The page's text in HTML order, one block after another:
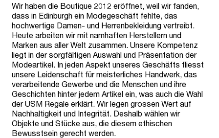
Wir haben die Boutique 2012 eröffnet, weil wir fanden,
dass in Edinburgh ein Modegeschäft fehlte, das
hochwertige Damen- und Herrenbekleidung vertreibt.
Heute arbeiten wir mit namhaften Herstellern und
Marken aus aller Welt zusammen. Unsere Kompetenz
liegt in der sorgfältigen Auswahl und Präsentation der
Modeartikel. In jeden Aspekt unseres Geschäfts fliesst
unsere Leidenschaft für meisterliches Handwerk, das
verarbeitende Gewerbe und die Menschen und ihre
Geschichten hinter jedem Artikel ein, was auch die Wahl
der USM Regale erklärt. Wir legen grossen Wert auf
Nachhaltigkeit und Integrität. Deshalb wählen wir
Objekte und Stücke aus, die diesem ethischen
Bewusstsein gerecht werden.